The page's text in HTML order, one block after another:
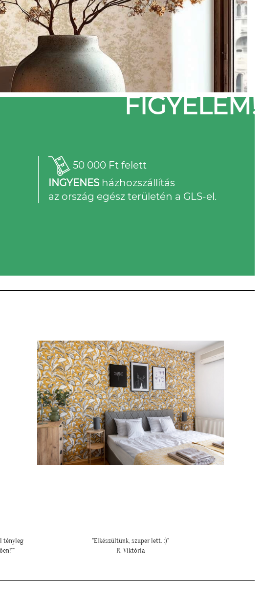
FIGYELEM!
50 000 Ft felett
INGYENESházhozszállítás
az ország egész területén a GLS-el.
tényleg
"Elkészültünk, szuper lett. :)"
R. Viktória